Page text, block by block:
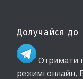
Долучайся до
Отримати
режимі онлайн,